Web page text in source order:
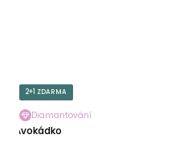
2+1 ZDARMA
Diamantování
Avokádko